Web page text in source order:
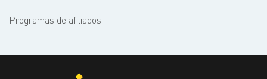
Programas de afiliados